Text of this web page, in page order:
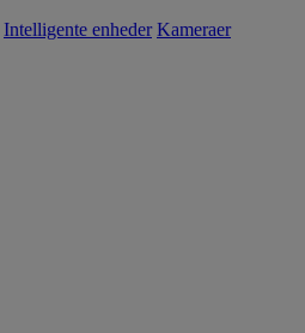
Intelligente enheder Kameraer